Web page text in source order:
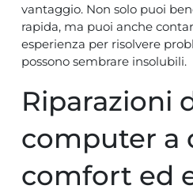
vantaggio. Non solo puoi
rapida, ma puoi anche
esperienza per risolvere
possono sembrare insolubili.
Riparazioni
computer a
comfort ed